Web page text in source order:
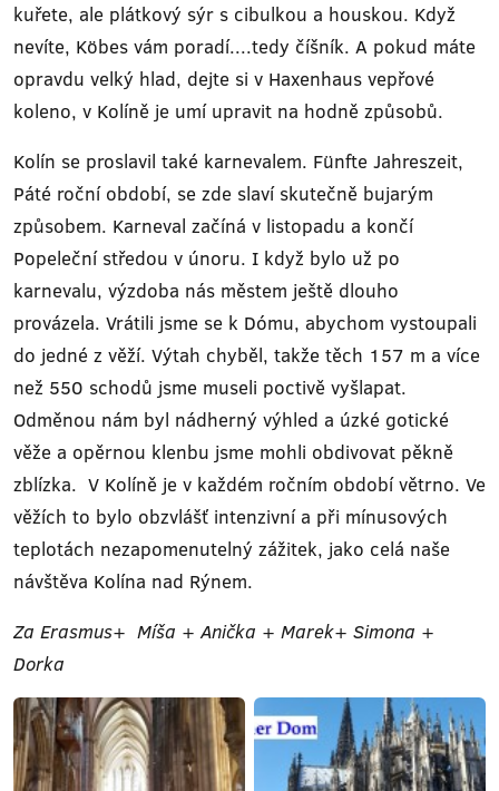
kuřete, ale plátkový sýr s cibulkou a houskou. Když
nevíte, Köbes vám poradí....tedy číšník. A pokud máte
opravdu velký hlad, dejte si v Haxenhaus vepřové
koleno, v Kolíně je umí upravit na hodně způsobů.
Kolín se proslavil také karnevalem. Fünfte Jahreszeit,
Páté roční období, se zde slaví skutečně bujarým
způsobem. Karneval začíná v listopadu a končí
Popeleční středou v únoru. I když bylo už po
karnevalu, výzdoba nás městem ještě dlouho
provázela. Vrátili jsme se k Dómu, abychom vystoupali
do jedné z věží. Výtah chyběl, takže těch 157 m a více
než 550 schodů jsme museli poctivě vyšlapat.
Odměnou nám byl nádherný výhled a úzké gotické
věže a opěrnou klenbu jsme mohli obdivovat pěkně
zblízka. V Kolíně je v každém ročním období větrno. Ve
věžích to bylo obzvlášť intenzivní a při mínusových
teplotách nezapomenutelný zážitek, jako celá naše
návštěva Kolína nad Rýnem.
Za Erasmus+ Míša + Anička + Marek+ Simona +
Dorka